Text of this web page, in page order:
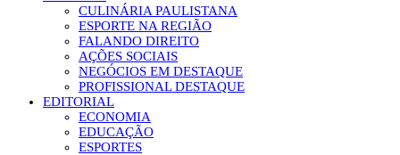
CULINÁRIA PAULISTANA
ESPORTE NA REGIÃO
FALANDO DIREITO
AÇÕES SOCIAIS
NEGÓCIOS EM DESTAQUE
PROFISSIONAL DESTAQUE
EDITORIAL
ECONOMIA
EDUCAÇÃO
ESPORTES